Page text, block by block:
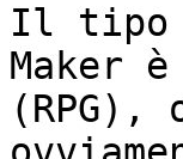
Il tipo
Maker
(RPG),